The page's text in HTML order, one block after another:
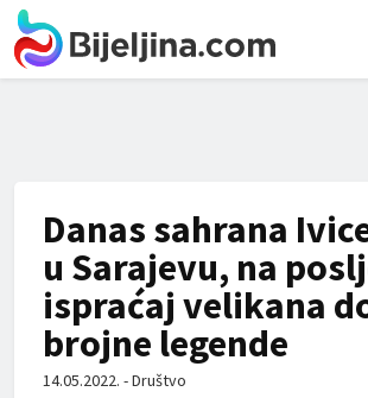
Danas sahrana
u Sarajevu, na
ispraćaj velikana
brojne legende
14.05.2022. - Društvo